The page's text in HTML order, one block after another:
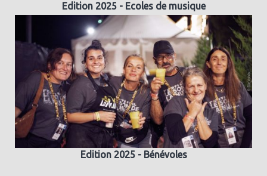
Edition 2025 - Ecoles de musique
Edition 2025 - Bénévoles